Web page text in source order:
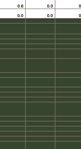
0.6 0.0
0.0 0.0